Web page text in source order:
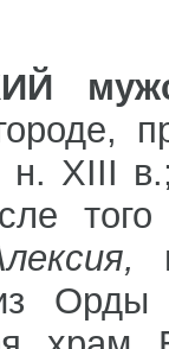
н. XIII